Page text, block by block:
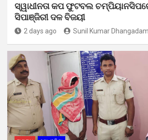
ସ୍ୱାଧୀନତା କପ ଫୁଟବଲ
ସିପାଞ୍ଜିରୀ ଦଳ ବିଜୟୀ
2 days ago Sunil Kumar